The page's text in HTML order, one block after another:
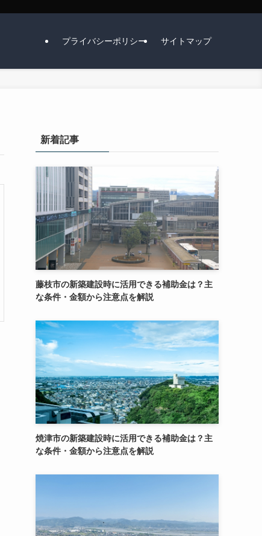
プライバシーポリシー サイトマップ
新着記事
藤枝市の新築建設時に活用できる補助金は？主
な条件・金額から注意点を解説
焼津市の新築建設時に活用できる補助金は？主
な条件・金額から注意点を解説